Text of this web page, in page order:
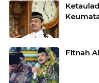
Fitnah